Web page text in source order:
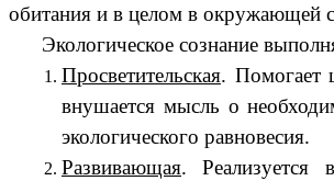
обитания и в целом в окружающей
Экологическое сознание
Просветительская. Помогает
внушается мысль о
экологического равновесия.
Развивающая. Реализуется